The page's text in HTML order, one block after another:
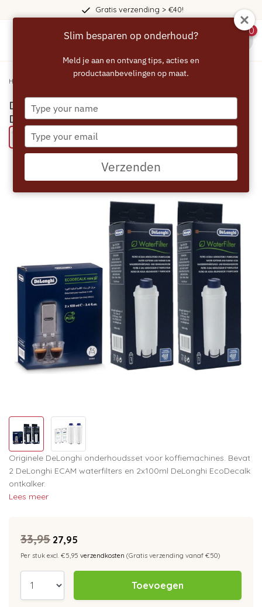
Gratis verzending > €40!
0
Home
DELONGHI EcoDecalk & Waterfilter set -
DLSC322
Bespaar 47% met een ECCELLENTE product
Originele DeLonghi onderhoudsset voor koffiemachines. Bevat
2 DeLonghi ECAM waterfilters en 2x100ml DeLonghi EcoDecalk
ontkalker.
Lees meer
33,95 27,95
Per stuk excl. €5,95 verzendkosten (Gratis verzending vanaf €50)
Toevoegen
Slim besparen op onderhoud?
Meld je aan en ontvang tips, acties en
productaanbevelingen op maat.
Type
your
name
Type
your
email
Verzenden